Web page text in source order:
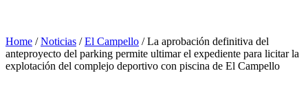
Home /Noticias /El Campello /La aprobación definitiva del
anteproyecto del parking permite ultimar el expediente para licitar la
explotación del complejo deportivo con piscina de El Campello